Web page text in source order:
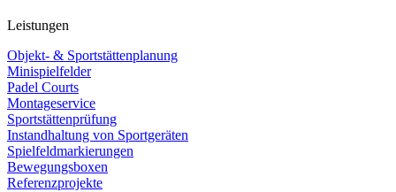
Leistungen
Objekt- & Sportstättenplanung
Minispielfelder
Padel Courts
Montageservice
Sportstättenprüfung
Instandhaltung von Sportgeräten
Spielfeldmarkierungen
Bewegungsboxen
Referenzprojekte